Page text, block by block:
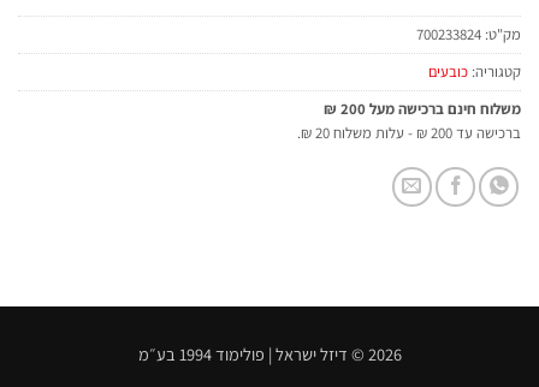
מק"ט: 700233824
קטגוריה: כובעים
משלוח חינם ברכישה מעל 200 ₪
ברכישה עד 200 ₪ - עלות משלוח 20 ₪.
2026 © דיזל ישראל | פולימוד 1994 בע״מ